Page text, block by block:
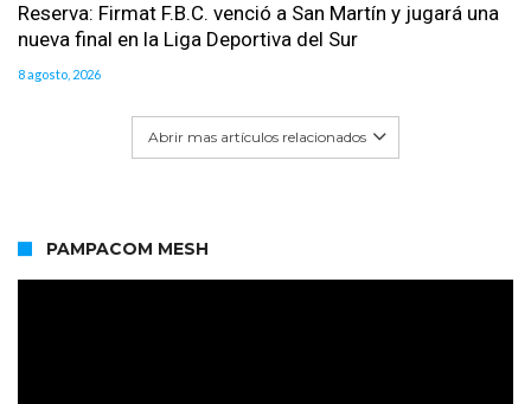
Reserva: Firmat F.B.C. venció a San Martín y jugará una
nueva final en la Liga Deportiva del Sur
8 agosto, 2026
Abrir mas artículos relacionados
PAMPACOM MESH